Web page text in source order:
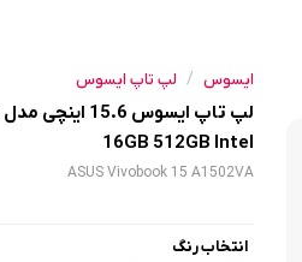
ایسوس / لپ تاپ ایسوس
16GB 512GB Intel
ASUS Vivobook 15 A1502VA
انتخاب رنگ